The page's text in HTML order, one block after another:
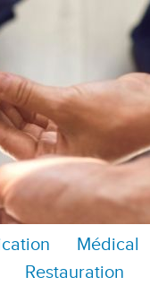
Médical
Restauration